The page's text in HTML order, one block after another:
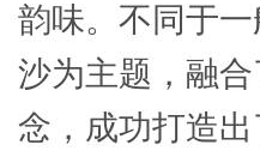
韵味。不同于
沙为主题，融
念，成功打造